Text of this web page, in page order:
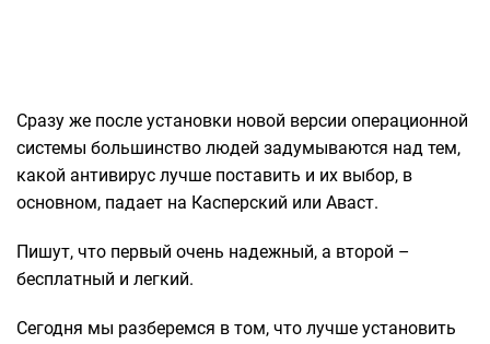
Сразу же после установки новой версии операционной
системы большинство людей задумываются над тем,
какой антивирус лучше поставить и их выбор, в
основном, падает на Касперский или Аваст.
Пишут, что первый очень надежный, а второй –
бесплатный и легкий.
Сегодня мы разберемся в том, что лучше установить